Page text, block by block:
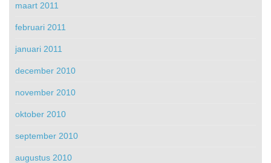
maart 2011
februari 2011
januari 2011
december 2010
november 2010
oktober 2010
september 2010
augustus 2010